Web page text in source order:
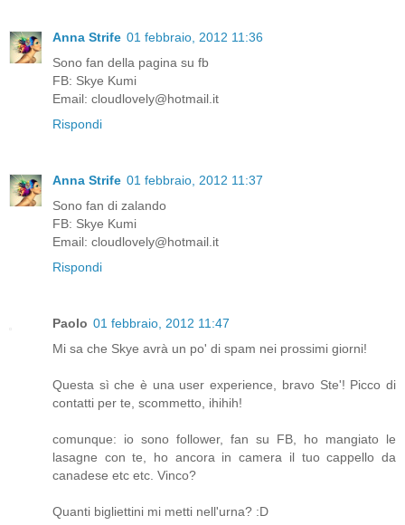
Anna Strife 01 febbraio, 2012 11:36
Sono fan della pagina su fb
FB: Skye Kumi
Email: cloudlovely@hotmail.it
Rispondi
Anna Strife 01 febbraio, 2012 11:37
Sono fan di zalando
FB: Skye Kumi
Email: cloudlovely@hotmail.it
Rispondi
Paolo 01 febbraio, 2012 11:47
Mi sa che Skye avrà un po' di spam nei prossimi giorni!
Questa sì che è una user experience, bravo Ste'! Picco di
contatti per te, scommetto, ihihih!
comunque: io sono follower, fan su FB, ho mangiato le
lasagne con te, ho ancora in camera il tuo cappello da
canadese etc etc. Vinco?
Quanti bigliettini mi metti nell'urna? :D